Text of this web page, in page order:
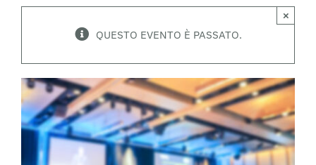
QUESTO EVENTO È PASSATO.
×